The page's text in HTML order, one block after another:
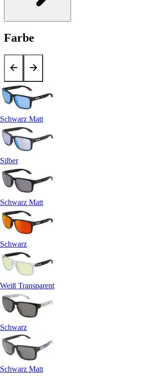
Farbe
Schwarz Matt
Silber
Schwarz Matt
Schwarz
Weiß Transparent
Schwarz
Schwarz Matt